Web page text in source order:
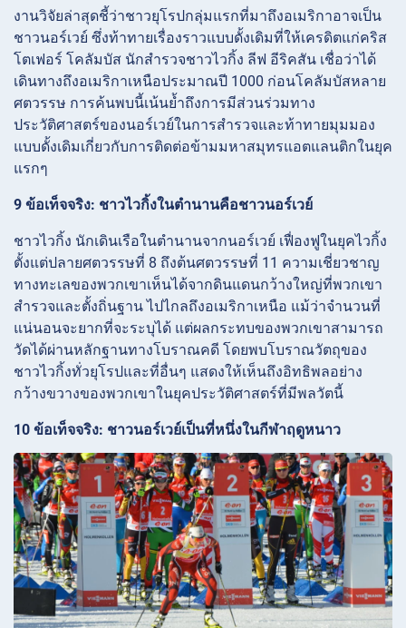
งานวิจัยล่าสุดชี้ว่าชาวยุโรปกลุ่มแรกที่มาถึงอเมริกาอาจเป็น
ชาวนอร์เวย์ ซึ่งท้าทายเรื่องราวแบบดั้งเดิมที่ให้เครดิตแก่คริส
โตเฟอร์ โคลัมบัส นักสำรวจชาวไวกิ้ง ลีฟ อีริคสัน เชื่อว่าได้
เดินทางถึงอเมริกาเหนือประมาณปี 1000 ก่อนโคลัมบัสหลาย
ศตวรรษ การค้นพบนี้เน้นย้ำถึงการมีส่วนร่วมทาง
ประวัติศาสตร์ของนอร์เวย์ในการสำรวจและท้าทายมุมมอง
แบบดั้งเดิมเกี่ยวกับการติดต่อข้ามมหาสมุทรแอตแลนติกในยุค
แรกๆ
9 ข้อเท็จจริง: ชาวไวกิ้งในตำนานคือชาวนอร์เวย์
ชาวไวกิ้ง นักเดินเรือในตำนานจากนอร์เวย์ เฟื่องฟูในยุคไวกิ้ง
ตั้งแต่ปลายศตวรรษที่ 8 ถึงต้นศตวรรษที่ 11 ความเชี่ยวชาญ
ทางทะเลของพวกเขาเห็นได้จากดินแดนกว้างใหญ่ที่พวกเขา
สำรวจและตั้งถิ่นฐาน ไปไกลถึงอเมริกาเหนือ แม้ว่าจำนวนที่
แน่นอนจะยากที่จะระบุได้ แต่ผลกระทบของพวกเขาสามารถ
วัดได้ผ่านหลักฐานทางโบราณคดี โดยพบโบราณวัตถุของ
ชาวไวกิ้งทั่วยุโรปและที่อื่นๆ แสดงให้เห็นถึงอิทธิพลอย่าง
กว้างขวางของพวกเขาในยุคประวัติศาสตร์ที่มีพลวัตนี้
10 ข้อเท็จจริง: ชาวนอร์เวย์เป็นที่หนึ่งในกีฬาฤดูหนาว